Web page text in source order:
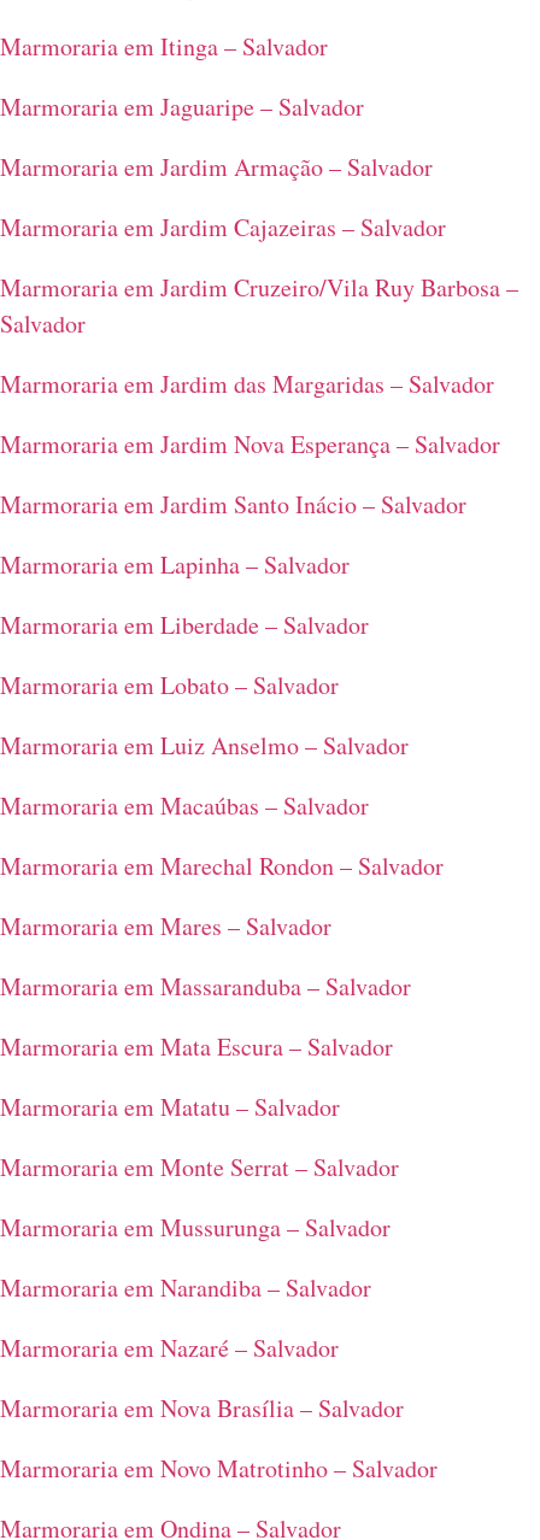
Marmoraria em Itinga – Salvador
Marmoraria em Jaguaripe – Salvador
Marmoraria em Jardim Armação – Salvador
Marmoraria em Jardim Cajazeiras – Salvador
Marmoraria em Jardim Cruzeiro/Vila Ruy Barbosa –
Salvador
Marmoraria em Jardim das Margaridas – Salvador
Marmoraria em Jardim Nova Esperança – Salvador
Marmoraria em Jardim Santo Inácio – Salvador
Marmoraria em Lapinha – Salvador
Marmoraria em Liberdade – Salvador
Marmoraria em Lobato – Salvador
Marmoraria em Luiz Anselmo – Salvador
Marmoraria em Macaúbas – Salvador
Marmoraria em Marechal Rondon – Salvador
Marmoraria em Mares – Salvador
Marmoraria em Massaranduba – Salvador
Marmoraria em Mata Escura – Salvador
Marmoraria em Matatu – Salvador
Marmoraria em Monte Serrat – Salvador
Marmoraria em Mussurunga – Salvador
Marmoraria em Narandiba – Salvador
Marmoraria em Nazaré – Salvador
Marmoraria em Nova Brasília – Salvador
Marmoraria em Novo Matrotinho – Salvador
Marmoraria em Ondina – Salvador